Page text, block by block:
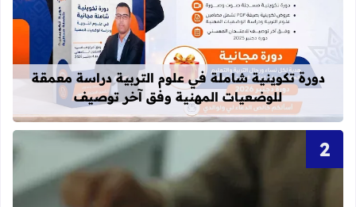
قراءة المزيد عن دورة تكوينية
دورة تكوينية شاملة في علوم التربية دراسة معمقة
للوضعيات المهنية وفق آخر توصيف